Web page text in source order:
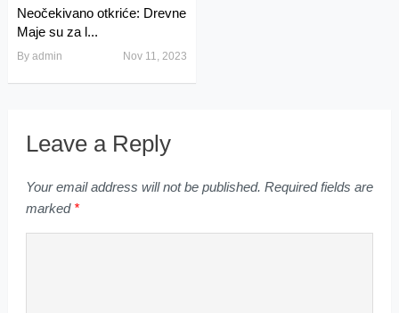
Neočekivano otkriće: Drevne
Maje su za l...
By admin Nov 11, 2023
Leave a Reply
Your email address will not be published. Required fields are
marked *